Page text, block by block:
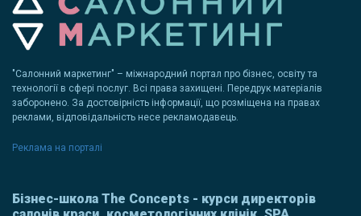
"Салонний маркетинг" – міжнародний портал про бізнес, освіту та
технології в сфері послуг. Всі права захищені. Передрук матеріалів
заборонено. За достовірність інформації, що розміщена на правах
реклами, відповідальність несе рекламодавець.
Реклама на порталі
Бізнес-школа The Concepts - курси директорів